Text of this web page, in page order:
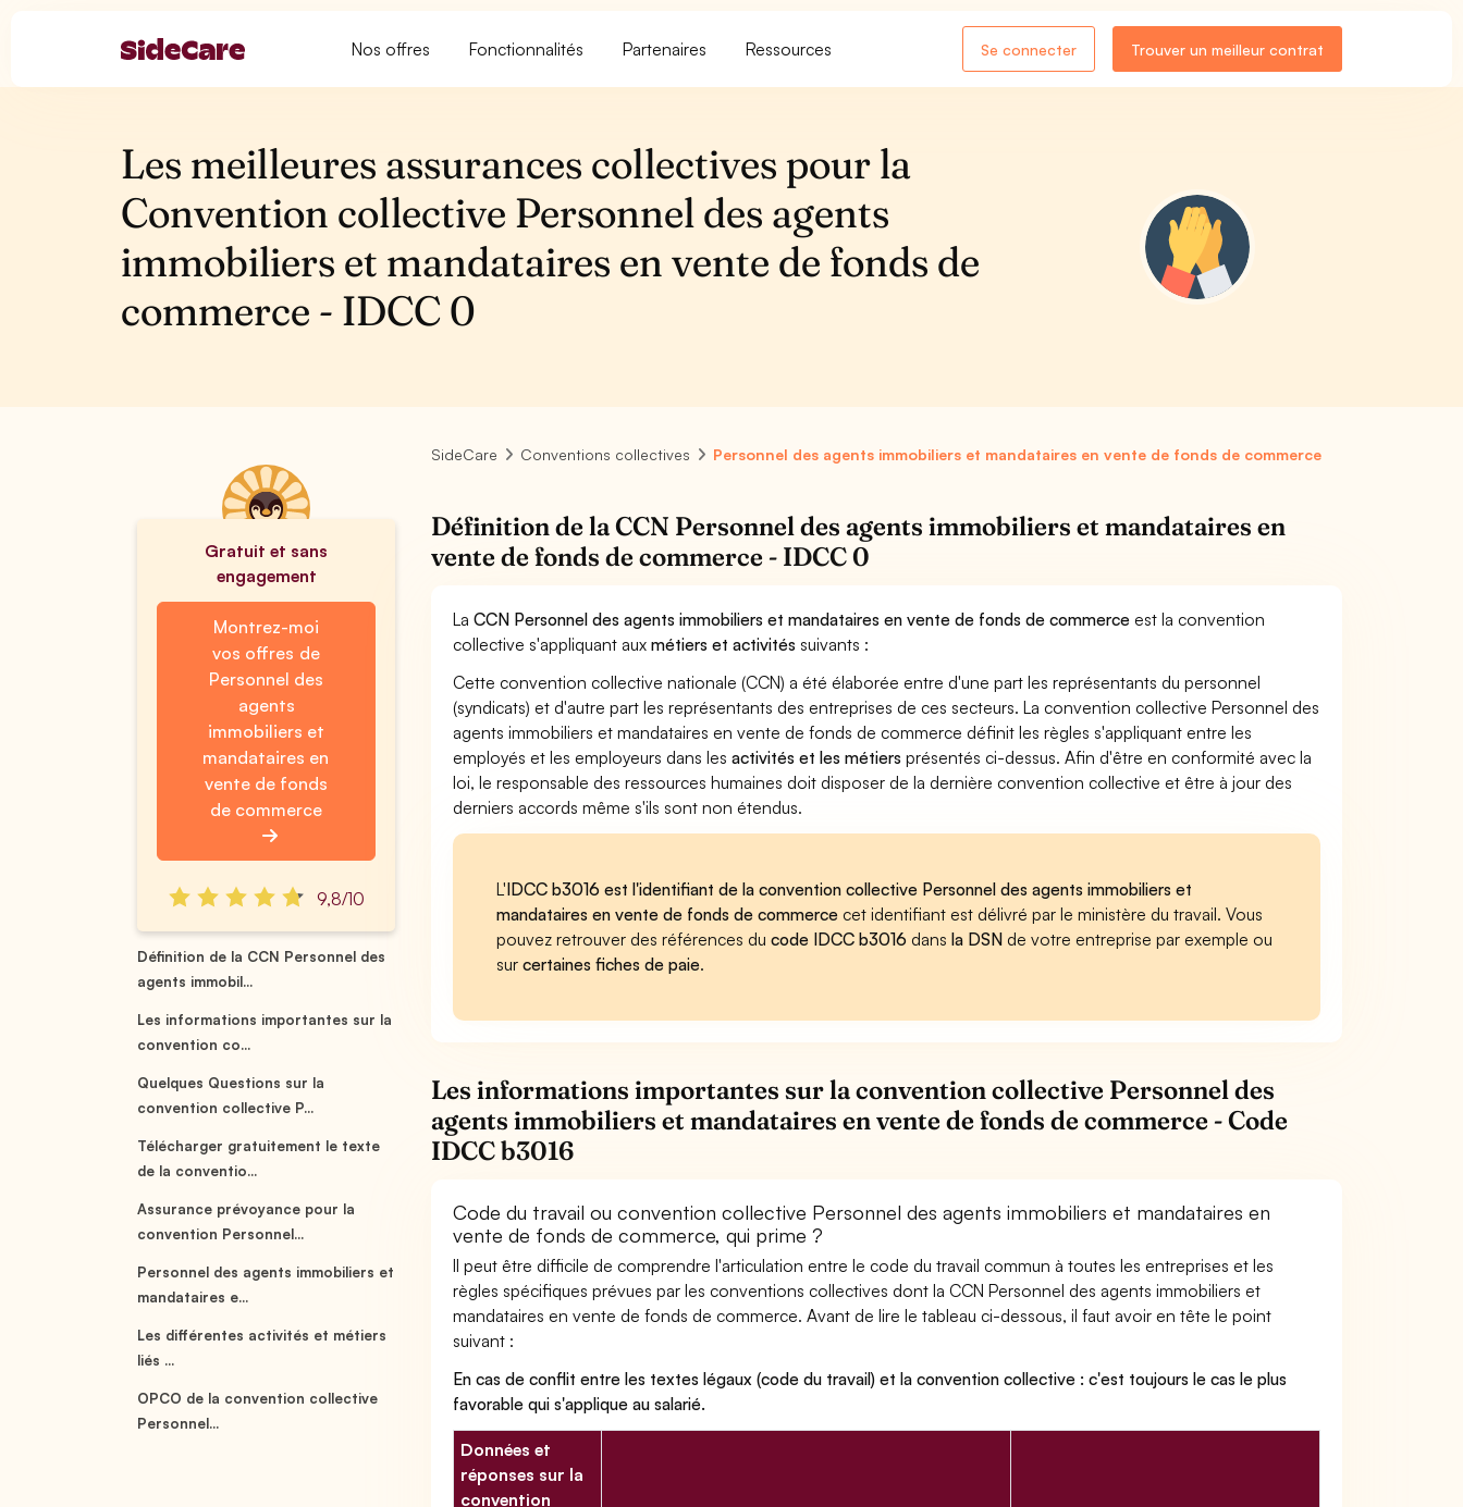
Nos offres Fonctionnalités Partenaires Ressources Se connecter Trouver un meilleur contrat
Les meilleures assurances collectives pour la
Convention collective Personnel des agents
immobiliers et mandataires en vente de fonds de
commerce - IDCC 0
Gratuit et sans
engagement
Montrez-moi
vos offres de
Personnel des
agents
immobiliers et
mandataires en
vente de fonds
de commerce
9,8/10
Définition de la CCN Personnel des
agents immobil...
Les informations importantes sur la
convention co...
Quelques Questions sur la
convention collective P...
Télécharger gratuitement le texte
de la conventio...
Assurance prévoyance pour la
convention Personnel...
Personnel des agents immobiliers et
mandataires e...
Les différentes activités et métiers
liés ...
OPCO de la convention collective
Personnel...
SideCare Conventions collectives Personnel des agents immobiliers et mandataires en vente de fonds de commerce
Définition de la CCN Personnel des agents immobiliers et mandataires en
vente de fonds de commerce - IDCC 0
LaCCN Personnel des agents immobiliers et mandataires en vente de fonds de commerce est la convention
collective s'appliquant auxmétiers et activités suivants :
Cette convention collective nationale (CCN) a été élaborée entre d'une part les représentants du personnel
(syndicats) et d'autre part les représentants des entreprises de ces secteurs. La convention collective Personnel des
agents immobiliers et mandataires en vente de fonds de commerce définit les règles s'appliquant entre les
employés et les employeurs dans lesactivités et les métiers présentés ci-dessus. Afin d'être en conformité avec la
loi, le responsable des ressources humaines doit disposer de la dernière convention collective et être à jour des
derniers accords même s'ils sont non étendus.
L'IDCC b3016 est l'identifiant de la convention collective Personnel des agents immobiliers et
mandataires en vente de fonds de commerce cet identifiant est délivré par le ministère du travail. Vous
pouvez retrouver des références ducode IDCC b3016 dansla DSN de votre entreprise par exemple ou
surcertaines fiches de paie.
Les informations importantes sur la convention collective Personnel des
agents immobiliers et mandataires en vente de fonds de commerce - Code
IDCC b3016
Code du travail ou convention collective Personnel des agents immobiliers et mandataires en
vente de fonds de commerce, qui prime ?
Il peut être difficile de comprendre l'articulation entre le code du travail commun à toutes les entreprises et les
règles spécifiques prévues par les conventions collectives dont la CCN Personnel des agents immobiliers et
mandataires en vente de fonds de commerce. Avant de lire le tableau ci-dessous, il faut avoir en tête le point
suivant :
En cas de conflit entre les textes légaux (code du travail) et la convention collective : c'est toujours le cas le plus
favorable qui s'applique au salarié.
Données et
réponses sur la
convention